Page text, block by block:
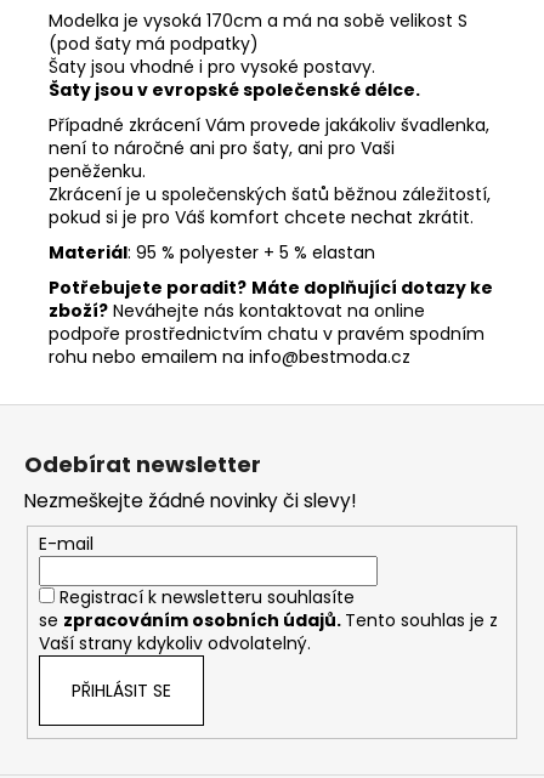
Modelka je vysoká 170cm a má na sobě velikost S
(pod šaty má podpatky)
Šaty jsou vhodné i pro vysoké postavy.
Šaty jsou v evropské společenské délce.
Případné zkrácení Vám provede jakákoliv švadlenka,
není to náročné ani pro šaty, ani pro Vaši
peněženku.
Zkrácení je u společenských šatů běžnou záležitostí,
pokud si je pro Váš komfort chcete nechat zkrátit.
Materiál: 95 % polyester + 5 % elastan
Potřebujete poradit? Máte doplňující dotazy ke
zboží? Neváhejte nás kontaktovat na online
podpoře prostřednictvím chatu v pravém spodním
rohu nebo emailem na info@bestmoda.cz
Odebírat newsletter
Nezmeškejte žádné novinky či slevy!
E-mail
Registrací k newsletteru souhlasíte
se zpracováním osobních údajů. Tento souhlas je z
Vaší strany kdykoliv odvolatelný.
PŘIHLÁSIT SE